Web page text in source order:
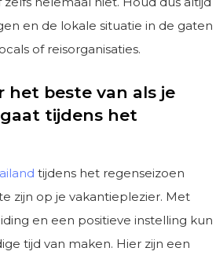
en de lokale situatie in de gaten
of reisorganisaties.
het beste van als je
tijdens het
tijdens het regenseizoen
zijn op je vakantieplezier. Met
en een positieve instelling kun
tijd van maken. Hier zijn een